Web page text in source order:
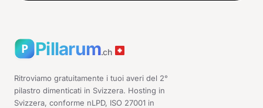
Pillarum.ch
Ritroviamo gratuitamente i tuoi averi del 2°
pilastro dimenticati in Svizzera. Hosting in
Svizzera, conforme nLPD, ISO 27001 in